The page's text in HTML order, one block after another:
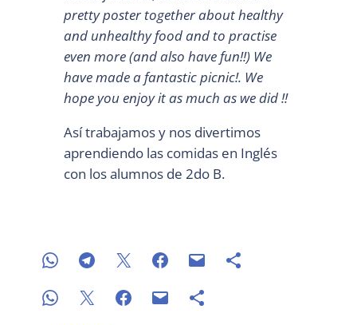
pretty poster together about healthy
and unhealthy food and to practise
even more (and also have fun!!) We
have made a fantastic picnic!. We
hope you enjoy it as much as we did !!
Así trabajamos y nos divertimos
aprendiendo las comidas en Inglés
con los alumnos de 2do B.